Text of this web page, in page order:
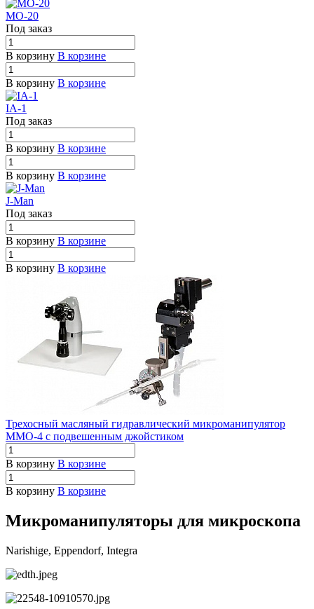
MO-20
Под заказ
В корзину В корзине
В корзину В корзине
IA-1
Под заказ
В корзину В корзине
В корзину В корзине
J-Man
Под заказ
В корзину В корзине
В корзину В корзине
Трехосный масляный гидравлический микроманипулятор
MMO-4 с подвешенным джойстиком
В корзину В корзине
В корзину В корзине
Микроманипуляторы для микроскопа
Narishige, Eppendorf, Integra